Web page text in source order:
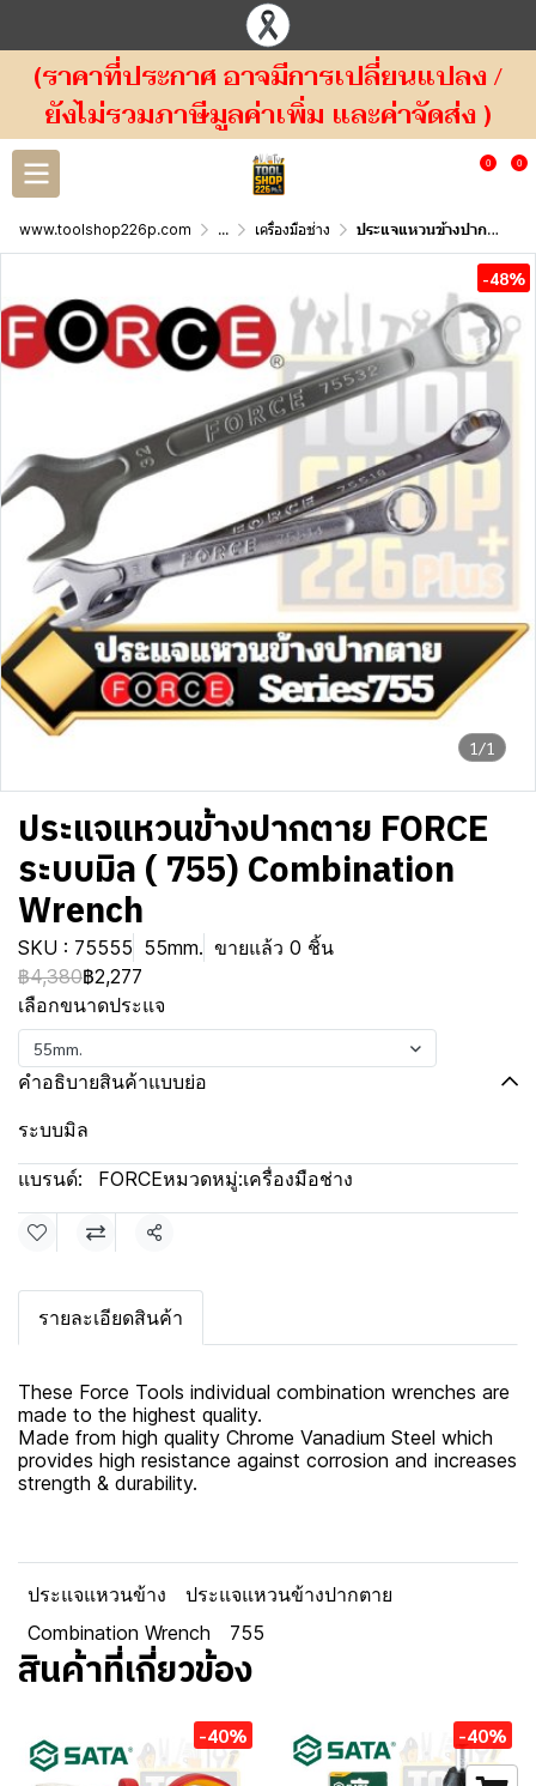
(ราคาที่ประกาศ อาจมีการเปลี่ยนแปลง /
ยังไม่รวมภาษีมูลค่าเพิ่ม และค่าจัดส่ง )
0 0
www.toolshop226p.com ... เครื่องมือช่าง ประแจแหวนข้างปากตาย FORCE ระบบมิล ( 755) Combination Wrench
1/1
-48%
ประแจแหวนข้างปากตาย FORCE
ระบบมิล ( 755) Combination
Wrench
SKU : 75555 55mm. ขายแล้ว 0 ชิ้น
฿4,380฿2,277
เลือกขนาดประแจ
55mm.
คำอธิบายสินค้าแบบย่อ
ระบบมิล
แบรนด์: FORCEหมวดหมู่:เครื่องมือช่าง
แชร์
รายละเอียดสินค้า
These Force Tools individual combination wrenches are
made to the highest quality.
Made from high quality Chrome Vanadium Steel which
provides high resistance against corrosion and increases
strength & durability.
ประแจแหวนข้าง
ประแจแหวนข้างปากตาย
Combination Wrench
755
สินค้าที่เกี่ยวข้อง
-40% -40%